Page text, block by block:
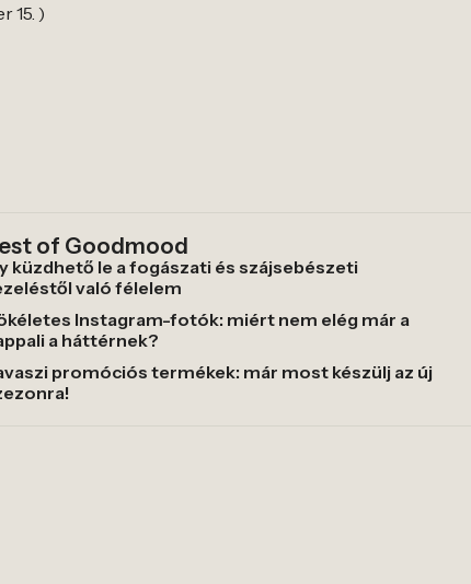
15. )
of Goodmood
küzdhető le a fogászati és szájsebészeti
való félelem
Instagram-fotók: miért nem elég már a
a háttérnek?
promóciós termékek: már most készülj az új